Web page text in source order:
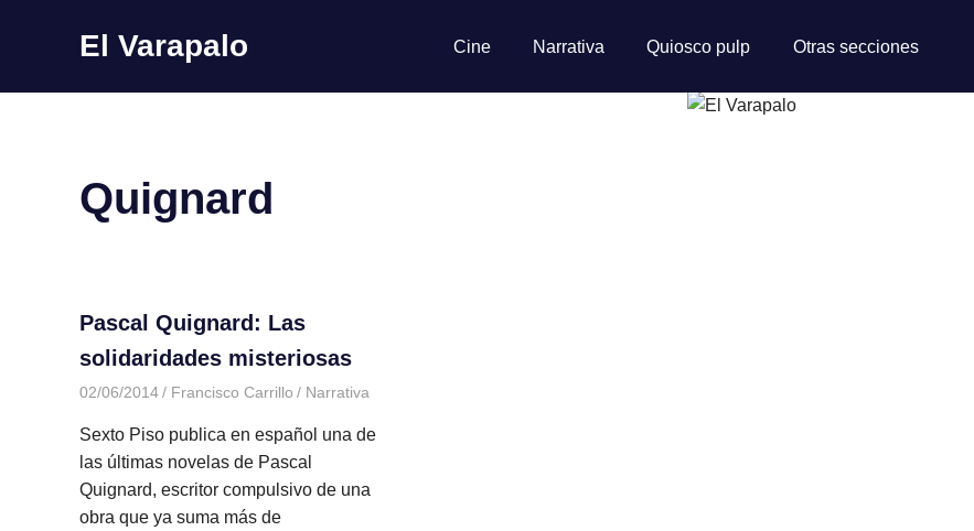
El Varapalo Cine Narrativa Quiosco pulp Otras secciones
Quignard
Pascal Quignard: Las
solidaridades misteriosas
02/06/2014 Francisco Carrillo Narrativa
Sexto Piso publica en español una de
las últimas novelas de Pascal
Quignard, escritor compulsivo de una
obra que ya suma más de